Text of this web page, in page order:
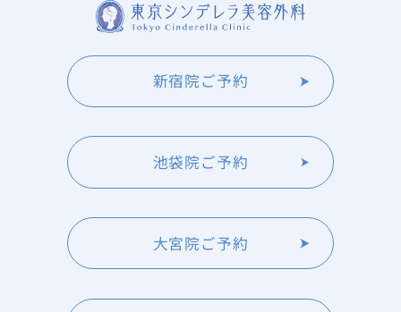
新宿院ご予約
池袋院ご予約
大宮院ご予約